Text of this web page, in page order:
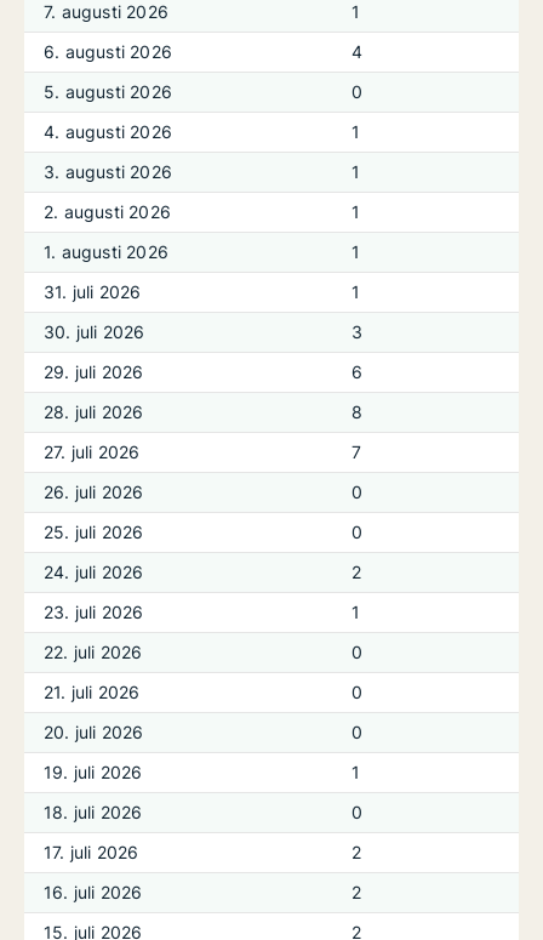
7. augusti 2026
1
6. augusti 2026
4
5. augusti 2026
0
4. augusti 2026
1
3. augusti 2026
1
2. augusti 2026
1
1. augusti 2026
1
31. juli 2026
1
30. juli 2026
3
29. juli 2026
6
28. juli 2026
8
27. juli 2026
7
26. juli 2026
0
25. juli 2026
0
24. juli 2026
2
23. juli 2026
1
22. juli 2026
0
21. juli 2026
0
20. juli 2026
0
19. juli 2026
1
18. juli 2026
0
17. juli 2026
2
16. juli 2026
2
15. juli 2026
2